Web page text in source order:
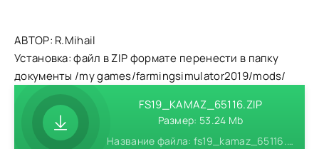
АВТОР: R.Mihail
Установка: файл в ZIP формате перенести в папку
документы /my games/farmingsimulator2019/mods/
FS19_KAMAZ_65116.ZIP
Размер: 53.24 Mb
Название файла: fs19_kamaz_65116.zip